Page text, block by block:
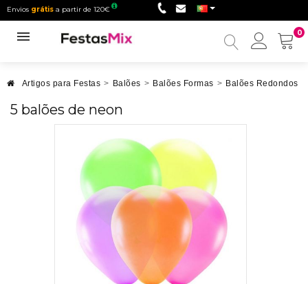
Envios grátis a partir de 120€
0
Minha
Artigos para Festas > Balões > Balões Formas > Balões Redondos
5 balões de neon